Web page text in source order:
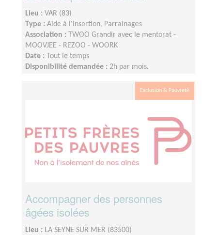
Lieu : VAR (83)
Type : Aide à l'insertion, Parrainages
Association :
TWOO Grandir avec le mentorat -
MOOVJEE - REZOO - WOORK
Date :
Tout le temps
Disponibilité demandée : 2h par mois.
Exclusion & Pauvreté
Accompagner des personnes
âgées isolées
Lieu : LA SEYNE SUR MER (83500)